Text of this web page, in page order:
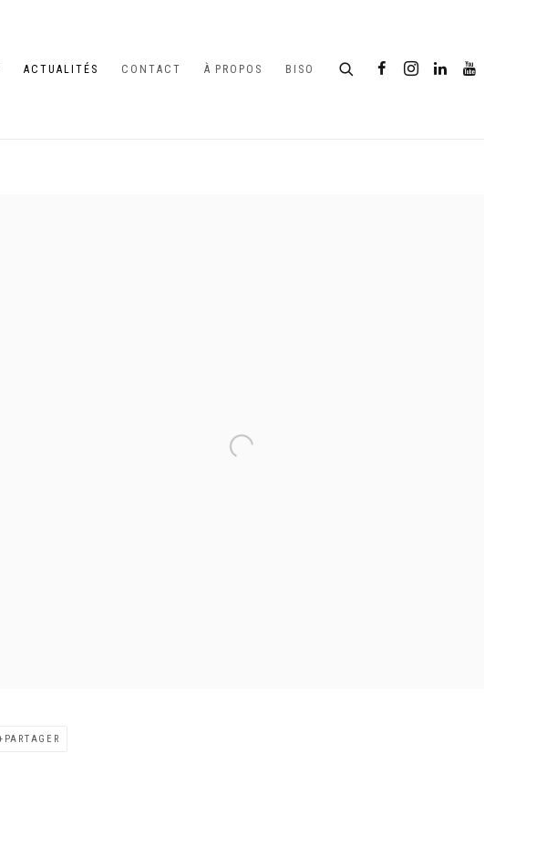
ACTUALITÉS CONTACT À PROPOS BISO
PARTAGER